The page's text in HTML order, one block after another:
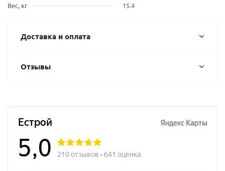
Вес, кг
15.4
Доставка и оплата
Отзывы